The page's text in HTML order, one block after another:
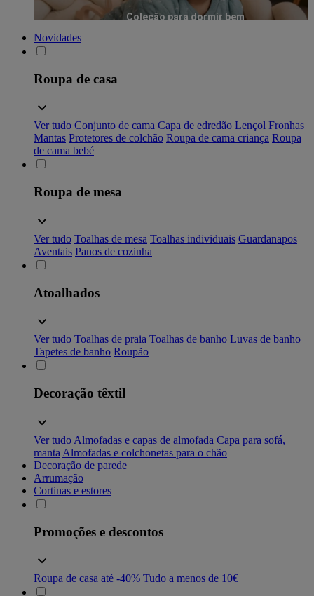
Coleção para dormir bem
Novidades
Roupa de casa
Ver tudo Conjunto de cama Capa de edredão Lençol Fronhas
Mantas Protetores de colchão Roupa de cama criança Roupa
de cama bebé
Roupa de mesa
Ver tudo Toalhas de mesa Toalhas individuais Guardanapos
Aventais Panos de cozinha
Atoalhados
Ver tudo Toalhas de praia Toalhas de banho Luvas de banho
Tapetes de banho Roupão
Decoração têxtil
Ver tudo Almofadas e capas de almofada Capa para sofá,
manta Almofadas e colchonetas para o chão
Decoração de parede
Arrumação
Cortinas e estores
Promoções e descontos
Roupa de casa até -40% Tudo a menos de 10€